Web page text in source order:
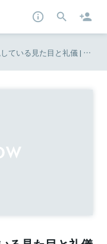
信用されない人が軽視している見た目と礼儀 | アルファポリス | 東洋経済オンライン | 経済ニュースの新基準